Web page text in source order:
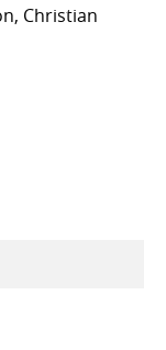
Christian